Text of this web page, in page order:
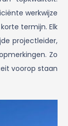
werkwijze
termijn. Elk
projectleider,
Zo
voorop staan